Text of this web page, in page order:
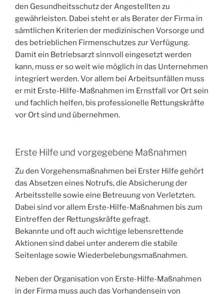
den Gesundheitsschutz der Angestellten zu
gewährleisten. Dabei steht er als Berater der Firma in
sämtlichen Kriterien der medizinischen Vorsorge und
des betrieblichen Firmenschutzes zur Verfügung.
Damit ein Betriebsarzt sinnvoll eingesetzt werden
kann, muss er so weit wie möglich in das Unternehmen
integriert werden. Vor allem bei Arbeitsunfällen muss
er mit Erste-Hilfe-Maßnahmen im Ernstfall vor Ort sein
und fachlich helfen, bis professionelle Rettungskräfte
vor Ort sind und übernehmen.
Erste Hilfe und vorgegebene Maßnahmen
Zu den Vorgehensmaßnahmen bei Erster Hilfe gehört
das Absetzen eines Notrufs, die Absicherung der
Arbeitsstelle sowie eine Betreuung von Verletzten.
Dabei sind vor allem Erste-Hilfe-Maßnahmen bis zum
Eintreffen der Rettungskräfte gefragt.
Bekannte und oft auch wichtige lebensrettende
Aktionen sind dabei unter anderem die stabile
Seitenlage sowie Wiederbelebungsmaßnahmen.
Neben der Organisation von Erste-Hilfe-Maßnahmen
in der Firma muss auch das Vorhandensein von